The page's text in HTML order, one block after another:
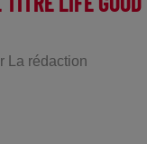
La rédaction